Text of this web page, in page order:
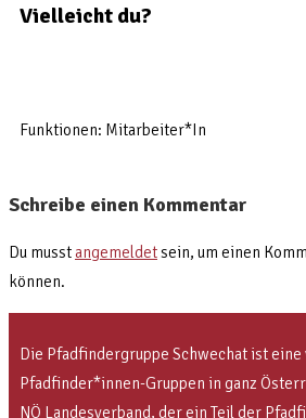
Vielleicht du?
Funktionen: Mitarbeiter*In
Schreibe einen Kommentar
Du musstangemeldetsein, um einen
können.
Die Pfadfindergruppe Schwechat ist eine
Pfadfinder*innen-Gruppen in ganz
NÖ Landesverband, der ein Teil der